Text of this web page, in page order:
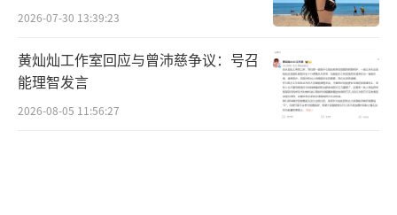
2026-07-30 13:39:23
黄灿灿工作室回应与曾沛慈争议：号召
能理智发言
2026-08-05 11:56:27